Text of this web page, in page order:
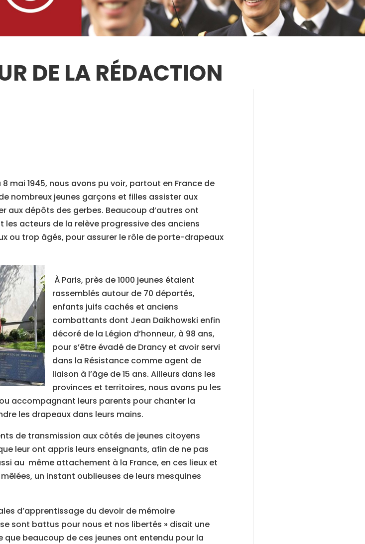
DE LA RÉDACTION
mai 1945, nous avons pu voir, partout en France de
nombreux jeunes garçons et filles assister aux
dépôts des gerbes. Beaucoup d’autres ont
acteurs de la relève progressive des anciens
ou trop âgés, pour assurer le rôle de porte-drapeaux
À Paris, près de 1000 jeunes étaient
rassemblés autour de 70 déportés,
enfants juifs cachés et anciens
combattants dont Jean Daikhowski enfin
décoré de la Légion d’honneur, à 98 ans,
pour s’être évadé de Drancy et avoir servi
dans la Résistance comme agent de
liaison à l’âge de 15 ans. Ailleurs dans les
provinces et territoires, nous avons pu les
accompagnant leurs parents pour chanter la
les drapeaux dans leurs mains.
de transmission aux côtés de jeunes citoyens
leur ont appris leurs enseignants, afin de ne pas
au même attachement à la France, en ces lieux et
un instant oublieuses de leurs mesquines
d’apprentissage du devoir de mémoire
sont battus pour nous et nos libertés » disait une
que beaucoup de ces jeunes ont entendu pour la